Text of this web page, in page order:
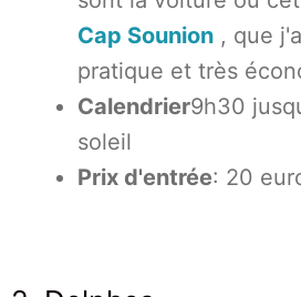
Cap Sounion , que
pratique et très
Calendrier9h30
soleil
Prix d'entrée: 20